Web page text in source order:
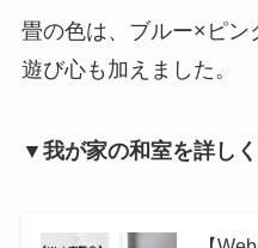
畳の色は、ブルー×ピン
遊び心も加えました。
▼我が家の和室を詳し